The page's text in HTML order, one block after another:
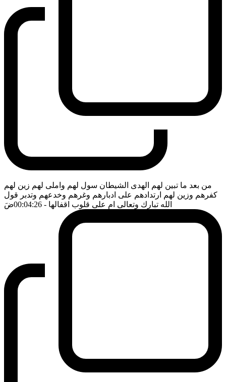
من بعد ما تبين لهم الهدى الشيطان سول لهم واملى لهم زين لهم
كفرهم وزين لهم ارتدادهم على ادبارهم وغرهم وخدعهم وتدبر قول
الله تبارك وتعالى ام على قلوب اقفالها - 00:04:26 ضَ